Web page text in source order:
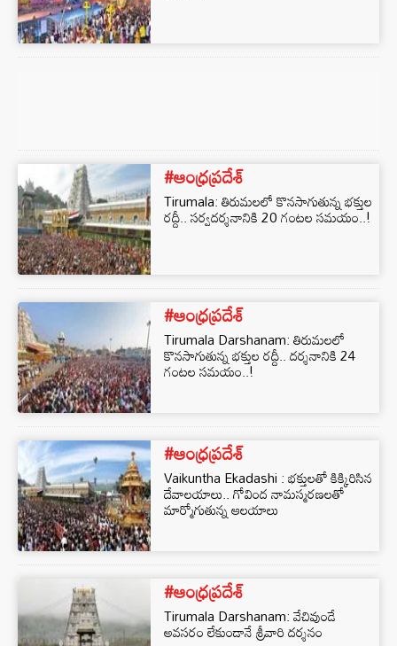
#ఆంధ్రప్రదేశ్
Tirumala: తిరుమలలో కొనసాగుతున్న భక్తుల
రద్దీ.. సర్వదర్శనానికి 20 గంటల సమయం..!
#ఆంధ్రప్రదేశ్
Tirumala Darshanam: తిరుమలలో
కొనసాగుతున్న భక్తుల రద్దీ.. దర్శనానికి 24
గంటల సమయం..!
#ఆంధ్రప్రదేశ్
Vaikuntha Ekadashi : భక్తులతో కిక్కిరిసిన
దేవాలయాలు.. గోవింద నామస్మరణలతో
మార్మోగుతున్న ఆలయాలు
#ఆంధ్రప్రదేశ్
Tirumala Darshanam: వేచివుండే
అవసరం లేకుండానే శ్రీవారి దర్శనం